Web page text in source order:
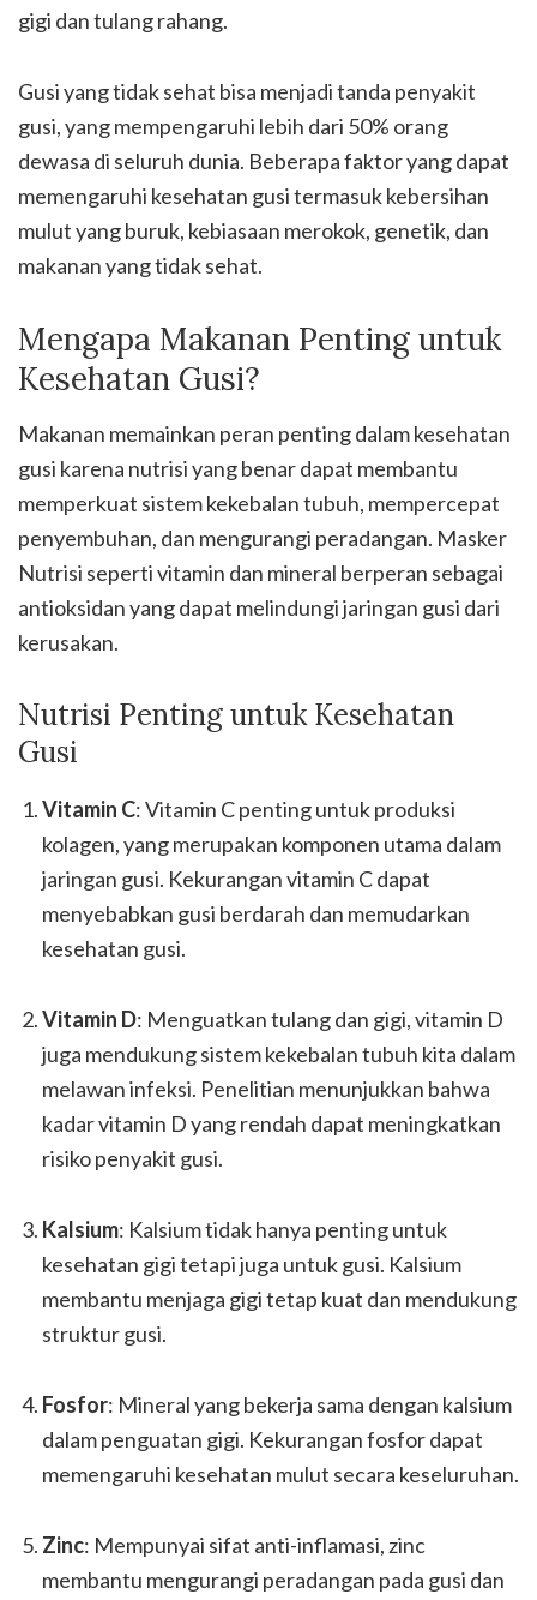
gigi dan tulang rahang.
Gusi yang tidak sehat bisa menjadi tanda penyakit
gusi, yang mempengaruhi lebih dari 50% orang
dewasa di seluruh dunia. Beberapa faktor yang dapat
memengaruhi kesehatan gusi termasuk kebersihan
mulut yang buruk, kebiasaan merokok, genetik, dan
makanan yang tidak sehat.
Mengapa Makanan Penting untuk
Kesehatan Gusi?
Makanan memainkan peran penting dalam kesehatan
gusi karena nutrisi yang benar dapat membantu
memperkuat sistem kekebalan tubuh, mempercepat
penyembuhan, dan mengurangi peradangan. Masker
Nutrisi seperti vitamin dan mineral berperan sebagai
antioksidan yang dapat melindungi jaringan gusi dari
kerusakan.
Nutrisi Penting untuk Kesehatan
Gusi
Vitamin C: Vitamin C penting untuk produksi
kolagen, yang merupakan komponen utama dalam
jaringan gusi. Kekurangan vitamin C dapat
menyebabkan gusi berdarah dan memudarkan
kesehatan gusi.
Vitamin D: Menguatkan tulang dan gigi, vitamin D
juga mendukung sistem kekebalan tubuh kita dalam
melawan infeksi. Penelitian menunjukkan bahwa
kadar vitamin D yang rendah dapat meningkatkan
risiko penyakit gusi.
Kalsium: Kalsium tidak hanya penting untuk
kesehatan gigi tetapi juga untuk gusi. Kalsium
membantu menjaga gigi tetap kuat dan mendukung
struktur gusi.
Fosfor: Mineral yang bekerja sama dengan kalsium
dalam penguatan gigi. Kekurangan fosfor dapat
memengaruhi kesehatan mulut secara keseluruhan.
Zinc: Mempunyai sifat anti-inflamasi, zinc
membantu mengurangi peradangan pada gusi dan